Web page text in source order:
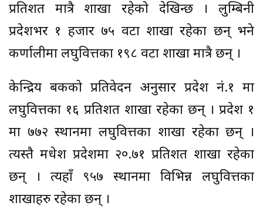
प्रतिशत मात्रै शाखा रहेको देखिन्छ । लुम्बिनी
प्रदेशभर १ हजार ७५ वटा शाखा रहेका छन् भने
कर्णालीमा लघुवित्तका १९८ वटा शाखा मात्रै छन् ।
केन्द्रिय बैंकको प्रतिवेदन अनुसार प्रदेश नं.१ मा
लघुवित्तका १६ प्रतिशत शाखा रहेका छन् । प्रदेश १
मा ७७२ स्थानमा लघुवित्तका शाखा रहेका छन् ।
त्यस्तै मधेश प्रदेशमा २०.७१ प्रतिशत शाखा रहेका
छन् । त्यहाँ ९५७ स्थानमा विभिन्न लघुवित्तका
शाखाहरु रहेका छन् ।